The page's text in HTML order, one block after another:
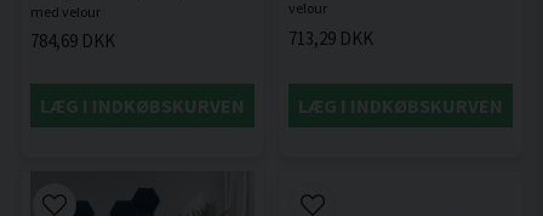
784,69 DKK
LÆG I INDKØBSKURVEN
713,29 DKK
LÆG I INDKØBSKURVEN